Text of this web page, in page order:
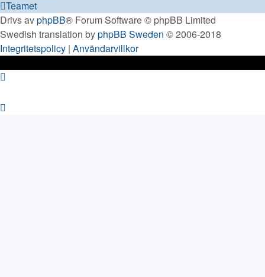
Teamet
Drivs avphpBB® Forum Software © phpBB Limited
Swedish translation byphpBB Sweden © 2006-2018
Integritetspolicy | Användarvillkor